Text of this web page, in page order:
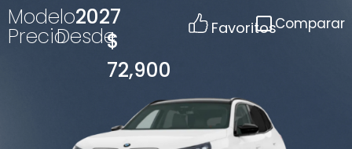
Modelo2027
PrecioDesde
$
72,900
FavoritosComparar